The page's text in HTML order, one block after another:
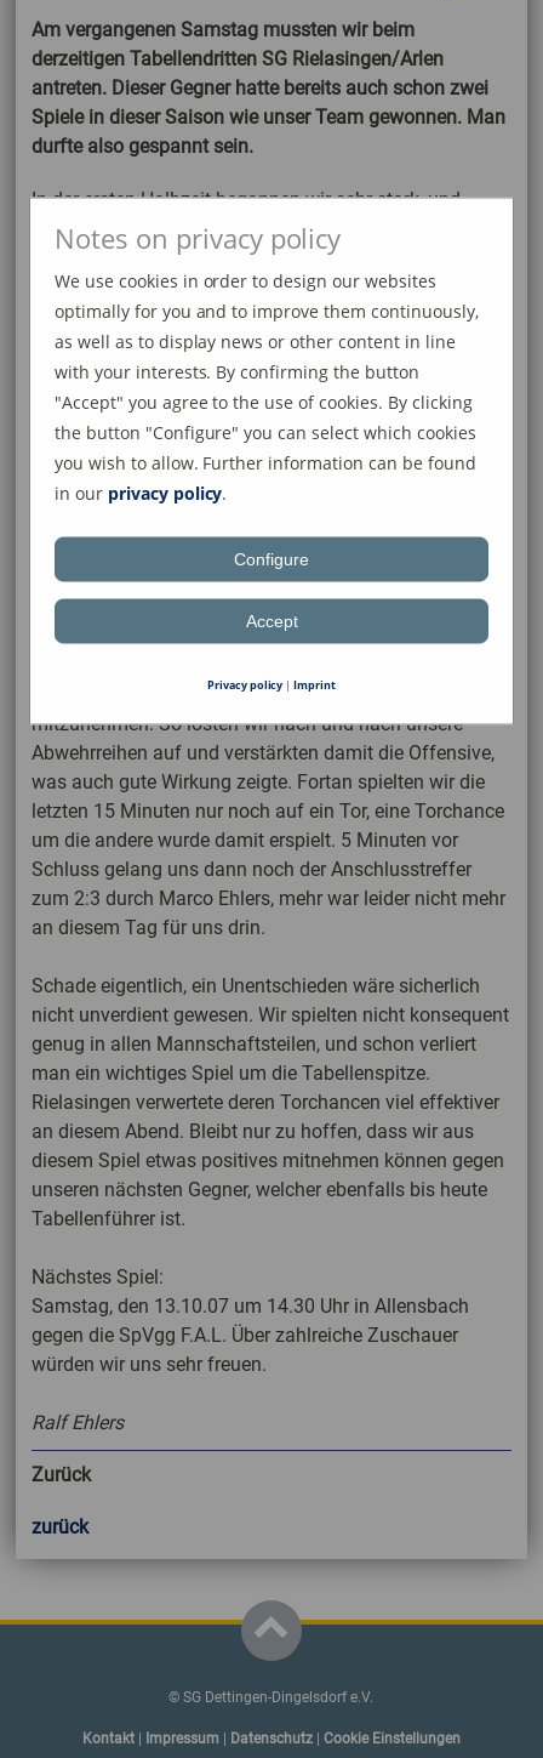
Am vergangenen Samstag mussten wir beim
derzeitigen Tabellendritten SG Rielasingen/Arlen
antreten. Dieser Gegner hatte bereits auch schon zwei
Spiele in dieser Saison wie unser Team gewonnen. Man
durfte also gespannt sein.
In der ersten Halbzeit begannen wir sehr stark, und
ließen den Gegner kaum ins Spiel kommen. Jeder Ball
wurde sofort abgefangen. Daraus entwickelten sich
einige Torchancen, welche wir auch nach 10 Minuten
zur bis dahin verdienten 1:0-Führung durch Moritz
Eckert verwerteten. Nur leider konnten wir diese starke
Phase nach dem Führungstreffer nicht fortführen.
Individuelle Fehler sorgten innerhalb kürzester Zeit mit 2
Gegentreffern zur 1:2-Halbzeitführung der SG
Rielasingen/Arlen. Danach wurden die Seiten
gewechselt.
Es folgte das gleiche Bild. Unser Team war bemüht, den
Ausgleich zu erzielen, nur wurde jeder Ball immer wieder
durch die Mitte der gegnerischen Abwehr gespielt, wo
wir dann hängen blieben. Als dann auch noch das 1:3
was einfallen lassen, um doch noch Punkte dort
mitzunehmen. So lösten wir nach und nach unsere
Abwehrreihen auf und verstärkten damit die Offensive,
was auch gute Wirkung zeigte. Fortan spielten wir die
letzten 15 Minuten nur noch auf ein Tor, eine Torchance
um die andere wurde damit erspielt. 5 Minuten vor
Schluss gelang uns dann noch der Anschlusstreffer
zum 2:3 durch Marco Ehlers, mehr war leider nicht mehr
an diesem Tag für uns drin.
Schade eigentlich, ein Unentschieden wäre sicherlich
nicht unverdient gewesen. Wir spielten nicht konsequent
genug in allen Mannschaftsteilen, und schon verliert
man ein wichtiges Spiel um die Tabellenspitze.
Rielasingen verwertete deren Torchancen viel effektiver
an diesem Abend. Bleibt nur zu hoffen, dass wir aus
diesem Spiel etwas positives mitnehmen können gegen
unseren nächsten Gegner, welcher ebenfalls bis heute
Tabellenführer ist.
Nächstes Spiel:
Samstag, den 13.10.07 um 14.30 Uhr in Allensbach
gegen die SpVgg F.A.L. Über zahlreiche Zuschauer
würden wir uns sehr freuen.
Ralf Ehlers
Zurück
zurück
© SG Dettingen-Dingelsdorf e.V.
Kontakt| Impressum Datenschutz| Cookie Einstellungen
Notes on privacy policy
We use cookies in order to design our websites
optimally for you and to improve them continuously,
as well as to display news or other content in line
with your interests. By confirming the button
"Accept" you agree to the use of cookies. By clicking
the button "Configure" you can select which cookies
you wish to allow. Further information can be found
in our privacy policy.
Configure
Accept
Privacy policy |Imprint